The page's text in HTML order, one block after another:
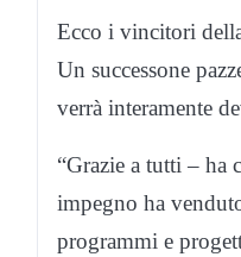
Ecco i vincitori
Un successone
verrà interamente
“Grazie a tutti – ha
impegno ha
programmi e